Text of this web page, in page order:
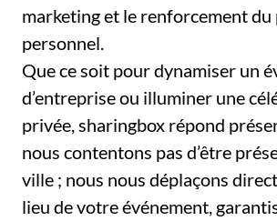
marketing et le renforcement
personnel.
Que ce soit pour dynamiser un
d’entreprise ou illuminer une
privée, sharingbox répond
nous contentons pas d’être
ville ; nous nous déplaçons
lieu de votre événement,